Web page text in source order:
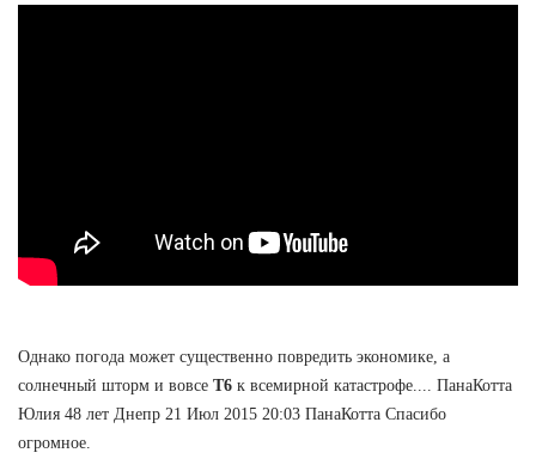
Однако погода может существенно повредить экономике, а
солнечный шторм и вовсе T6 к всемирной катастрофе.... ПанаКотта
Юлия 48 лет Днепр 21 Июл 2015 20:03 ПанаКотта Спасибо
огромное.